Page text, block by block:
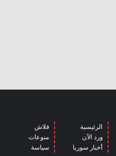
الرئيسية
ورد الآن
أخبار سوريا
فلاش
منوعات
سياسة